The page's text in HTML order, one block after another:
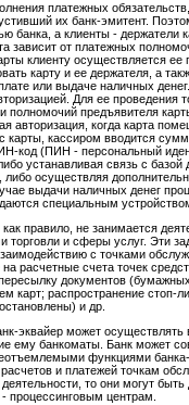
платежных
их банк-эмитент.
банка, а клиенты - держатели
зависит от платежных
клиенту осуществляется
карту и ее держателя, а
или выдаче наличных
Для ее проведения
полномочий предъявителя
авторизация, когда карта
карты, кассиром вводится
код (ПИН - персональный
устанавливая связь с
либо осуществляя
выдачи наличных денег
специальным
как правило, не занимается
торговли и сферы услуг. Эти
с точками
расчетные счета точек
документов
карт; распространение стоп-
и др.
эквайер может
ему банкоматы. Банк может
функциями
и платежей точкам
деятельности, то они могут
процессинговым центрам.